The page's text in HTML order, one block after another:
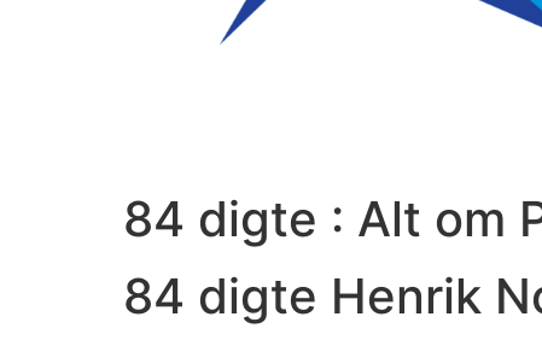
84 digte : Alt om
84 digte Henrik